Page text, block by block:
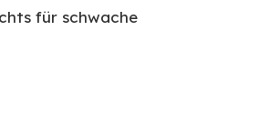
für schwache